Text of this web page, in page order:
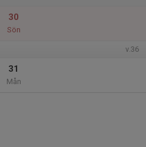
30
Sön
v.36
31
Mån